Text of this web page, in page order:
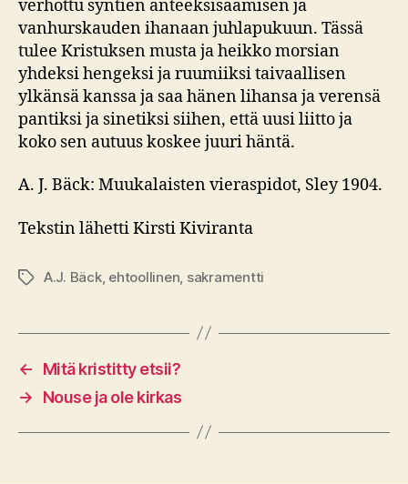
verhottu syntien anteeksisaamisen ja
vanhurskauden ihanaan juhlapukuun. Tässä
tulee Kristuksen musta ja heikko morsian
yhdeksi hengeksi ja ruumiiksi taivaallisen
ylkänsä kanssa ja saa hänen lihansa ja verensä
pantiksi ja sinetiksi siihen, että uusi liitto ja
koko sen autuus koskee juuri häntä.
A. J. Bäck: Muukalaisten vieraspidot, Sley 1904.
Tekstin lähetti Kirsti Kiviranta
Avainsanat
A.J. Bäck, ehtoollinen sakramentti
←
Mitä kristitty etsii?
→
Nouse ja ole kirkas